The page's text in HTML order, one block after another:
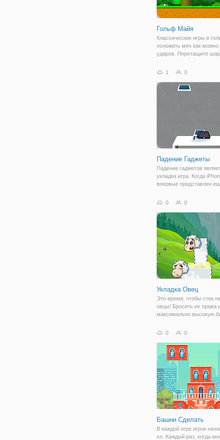
Гольф Майя
Классические игры в
положить мяч как
ударов. Перетащите
выстрела. Используйте
вида спорта, чтобы
полюса и
1 0
Падение Гаджеты
Падение гаджетов
укладка игра. Когда
впервые представлен
это могло бы изменить
одного мобильного
Теперь
0 0
Укладка Овец
Это время, чтобы стек
овцы! Бросить их права
максимально высокую
0 0
Башни Сделать
В каждой игре игрок
хп. Каждый раз, когда